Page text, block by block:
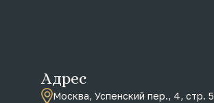
Адрес
Москва, Успенский пер., 4, стр. 5